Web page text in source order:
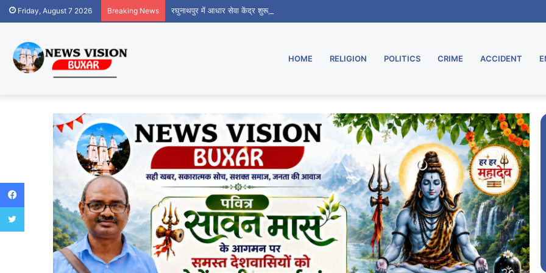
Friday, August 7 2026 Breaking News रघुनाथपुर में आधार सेवा केंद्र शुरू, मुरार उपडाकघर नए भवन में हुआ स्थानांतरित
HOME RELIGION POLITICS CRIME ACCIDENT
Facebook